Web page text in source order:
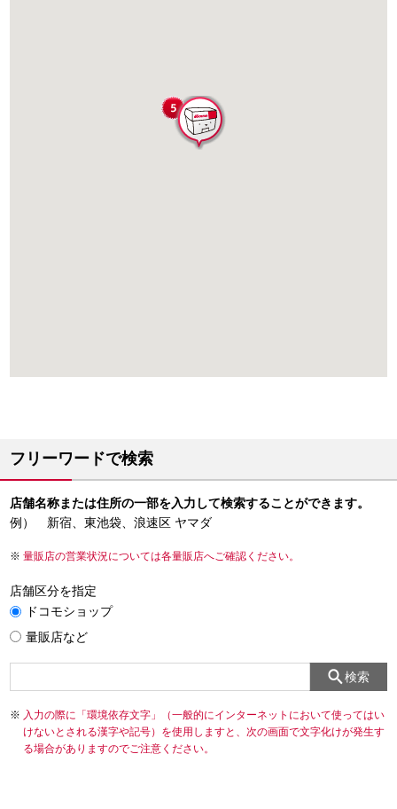
フリーワードで検索
店舗名称または住所の一部を入力して検索することができます。
例） 新宿、東池袋、浪速区 ヤマダ
量販店の営業状況については各量販店へご確認ください。
店舗区分を指定
ドコモショップ
量販店など
検索
入力の際に「環境依存文字」（一般的にインターネットにおいて使ってはい
けないとされる漢字や記号）を使用しますと、次の画面で文字化けが発生す
る場合がありますのでご注意ください。